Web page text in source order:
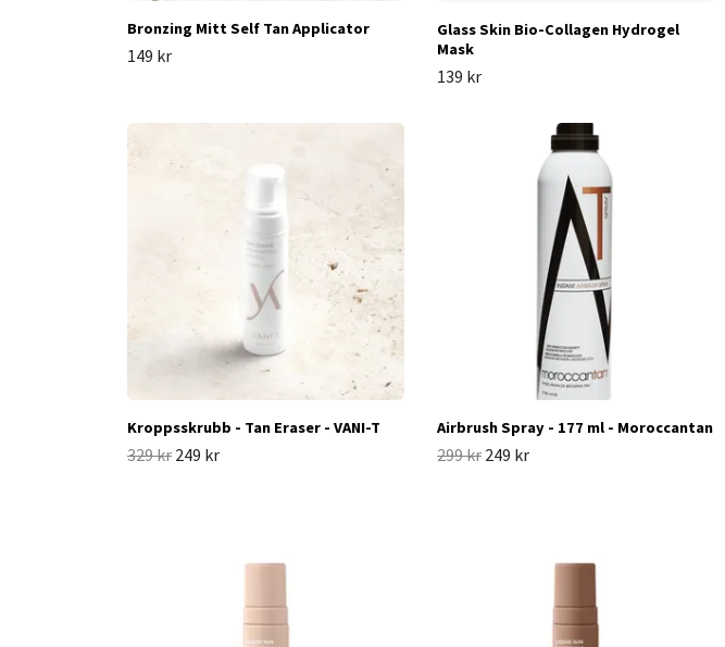
Bronzing Mitt Self Tan Applicator
149 kr
Glass Skin Bio-Collagen Hydrogel
Mask
139 kr
Kroppsskrubb - Tan Eraser - VANI-T
329 kr 249 kr
Airbrush Spray - 177 ml - Moroccantan
299 kr 249 kr